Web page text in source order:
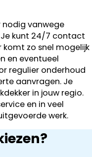
nodig vanwege
kunt 24/7 contact
komt zo snel mogelijk
en eventueel
regulier onderhoud
aanvragen. Je
in jouw regio.
en in veel
werk.